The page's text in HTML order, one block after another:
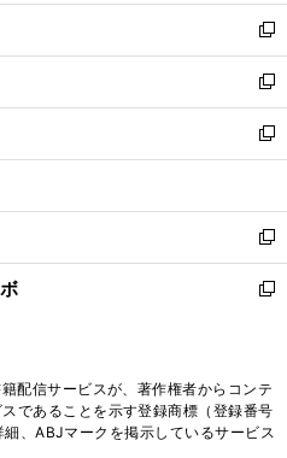
く
ウ
で
開
く
ン
ド
ウ
で
開
く
ウ
ィ
ン
ド
ウ
で
開
し
い
ウ
ィ
ン
ド
ウ
開
く
新
し
い
ウ
ィ
ン
ウ
で
開
く
新
し
い
ウ
ン
ド
ウ
で
新
し
ウ
ィ
ン
ド
く
新
し
い
ド
ウ
で
新
ィ
ン
ド
配信サービスが、著作権者からコンテ
であることを示す登録商標（登録番号
、ABJマークを掲示しているサービス